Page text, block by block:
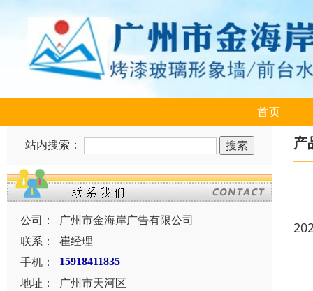
首页
站内搜索：
公司：
广州市金海岸广告有限公司
联系：
崔经理
手机：
15918411835
地址：
广州市天河区
产